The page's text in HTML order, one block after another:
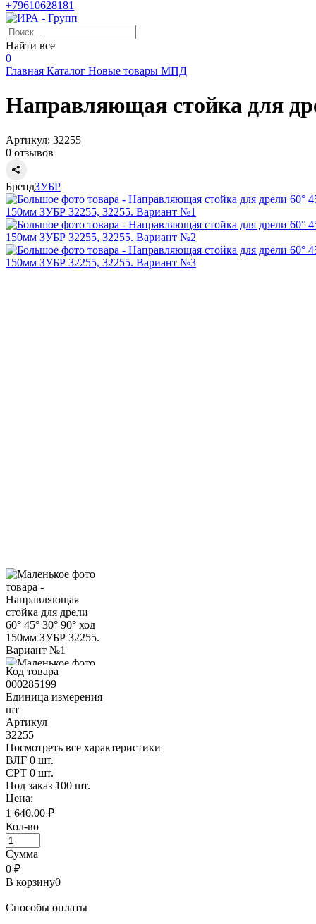
+79610628181
Найти все
0
Главная Каталог Новые товары МПД
Направляющая стойка для
Артикул: 32255
0 отзывов
БрендЗУБР
Код товара
000285199
Единица измерения
шт
Артикул
32255
Посмотреть все характеристики
ВЛГ 0 шт.
СРТ 0 шт.
Под заказ 100 шт.
Цена:
1 640.00 ₽
Кол-во
Сумма
0 ₽
В корзину0
Способы оплаты